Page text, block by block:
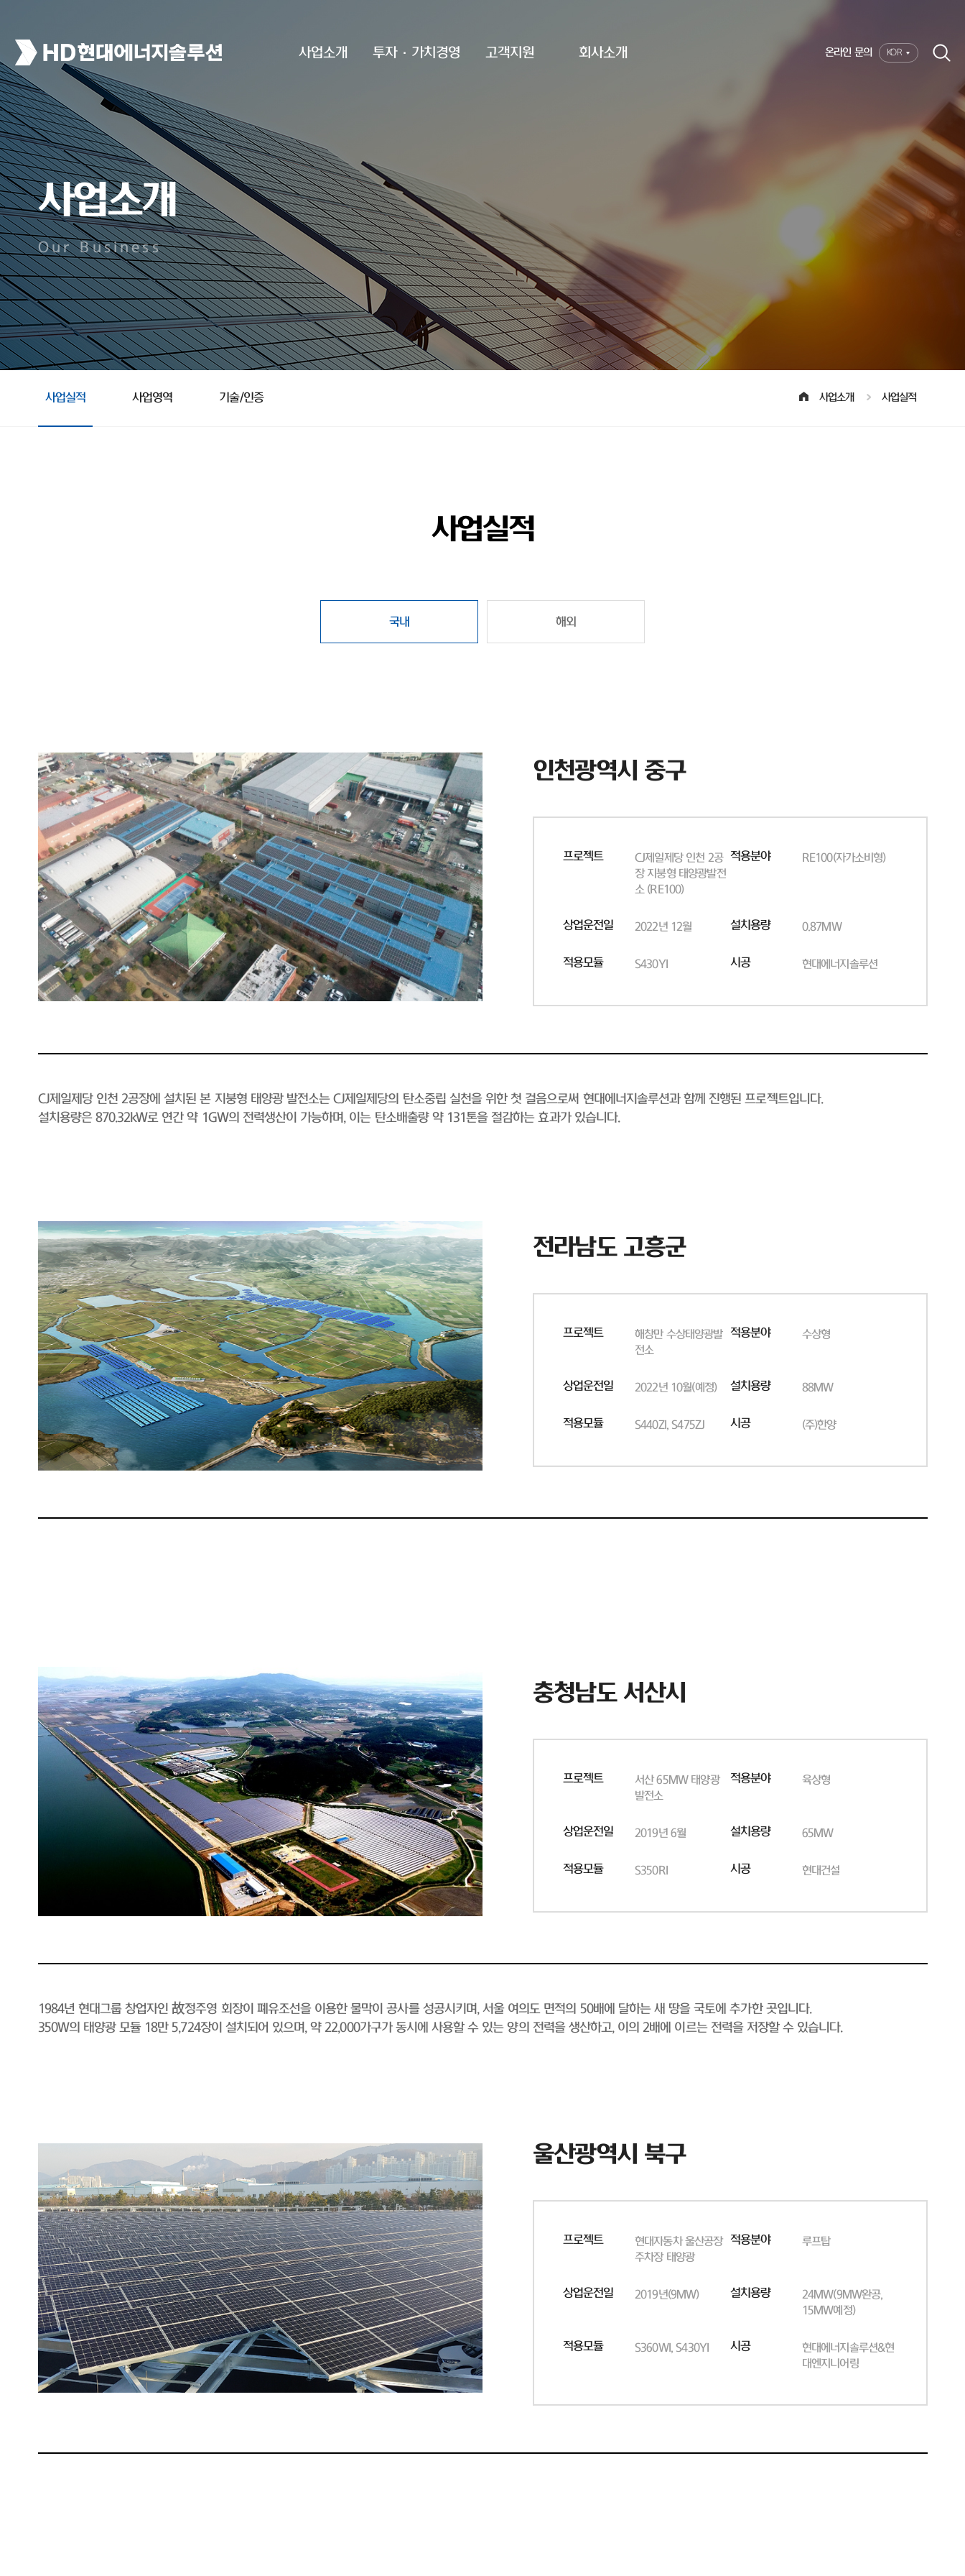
사업소개 투자·가치경영 고객지원 회사소개 온라인 문의 KOR
사업소개
Our Business
사업실적 사업영역 기술/인증 사업소개 사업실적
사업실적
국내 해외
인천광역시 중구
프로젝트
CJ제일제당 인천 2공
장 지붕형 태양광발전
소 (RE100)
적용분야 RE100(자가소비형)
상업운전일 2022년 12월 설치용량 0.87MW
적용모듈 S430YI 시공 현대에너지솔루션
CJ제일제당 인천 2공장에 설치된 본 지붕형 태양광 발전소는 CJ제일제당의 탄소중립 실천을 위한 첫 걸음으로써 현대에너지솔루션과 함께 진행된 프로젝트입니다.
설치용량은 870.32kW로 연간 약 1GW의 전력생산이 가능하며, 이는 탄소배출량 약 131톤을 절감하는 효과가 있습니다.
전라남도 고흥군
프로젝트
해창만 수상태양광발
전소
적용분야 수상형
상업운전일 2022년 10월(예정) 설치용량 88MW
적용모듈 S440ZI, S475ZJ 시공 (주)한양
충청남도 서산시
프로젝트
서산 65MW 태양광
발전소
적용분야 육상형
상업운전일 2019년 6월 설치용량 65MW
적용모듈 S350RI 시공 현대건설
1984년 현대그룹 창업자인 故정주영 회장이 폐유조선을 이용한 물막이 공사를 성공시키며, 서울 여의도 면적의 50배에 달하는 새 땅을 국토에 추가한 곳입니다.
350W의 태양광 모듈 18만 5,724장이 설치되어 있으며, 약 22,000가구가 동시에 사용할 수 있는 양의 전력을 생산하고, 이의 2배에 이르는 전력을 저장할 수 있습니다.
울산광역시 북구
프로젝트
현대자동차 울산공장
주차장 태양광
적용분야 루프탑
상업운전일 2019년(9MW) 설치용량
24MW(9MW완공,
15MW예정)
적용모듈 S360WI, S430YI 시공
현대에너지솔루션&현
대엔지니어링